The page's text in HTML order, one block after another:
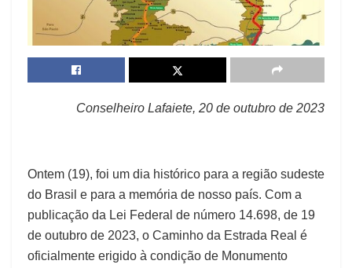
Conselheiro Lafaiete, 20 de outubro de 2023
Ontem (19), foi um dia histórico para a região sudeste
do Brasil e para a memória de nosso país. Com a
publicação da Lei Federal de número 14.698, de 19
de outubro de 2023, o Caminho da Estrada Real é
oficialmente erigido à condição de Monumento